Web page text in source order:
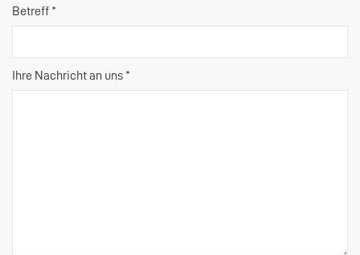
Betreff *
Ihre Nachricht an uns *